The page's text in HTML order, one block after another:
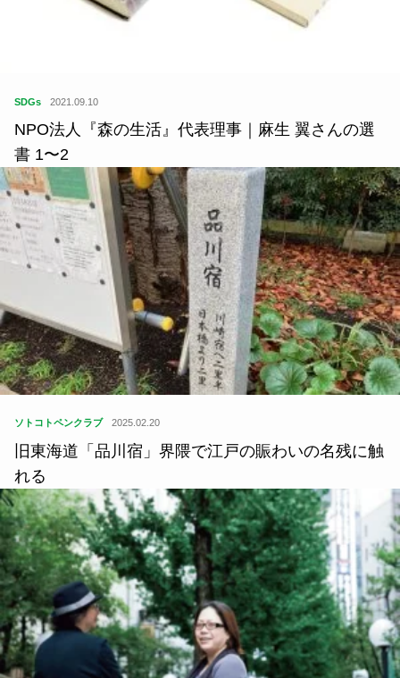
SDGs 2021.09.10
NPO法人『森の生活』代表理事｜麻生 翼さんの選
書 1〜2
ソトコトペンクラブ 2025.02.20
旧東海道「品川宿」界隈で江戸の賑わいの名残に触
れる